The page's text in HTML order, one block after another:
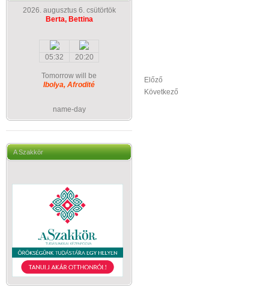
2026. augusztus 6. csütörtök
Berta, Bettina
05:32 20:20
Tomorrow will be
Ibolya, Afrodité
name-day
A Szakkör
Előző
Következő